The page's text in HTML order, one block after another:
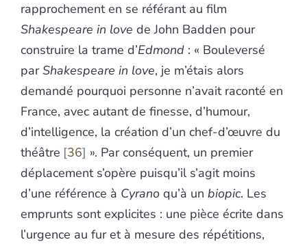
rapprochement en se référant au film
Shakespeare in love de John Badden pour
construire la trame d’Edmond : « Bouleversé
parShakespeare in love, je m’étais alors
demandé pourquoi personne n’avait raconté en
France, avec autant de finesse, d’humour,
d’intelligence, la création d’un chef-d’œuvre du
théâtre 36 ». Par conséquent, un premier
déplacement s’opère puisqu’il s’agit moins
d’une référence à Cyrano qu’à un biopic. Les
emprunts sont explicites : une pièce écrite dans
l’urgence au fur et à mesure des répétitions,